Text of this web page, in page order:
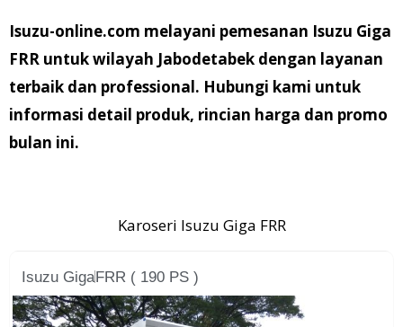
Isuzu-online.com melayani pemesanan Isuzu Giga
FRR untuk wilayah Jabodetabek dengan layanan
terbaik dan professional. Hubungi kami untuk
informasi detail produk, rincian harga dan promo
bulan ini.
Karoseri Isuzu Giga FRR
Isuzu GigaFRR ( 190 PS )